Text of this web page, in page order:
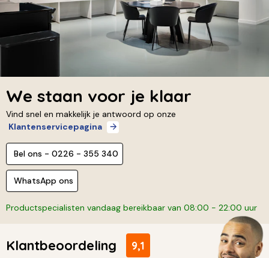
We staan voor je klaar
Vind snel en makkelijk je antwoord op onze
Klantenservicepagina
Bel ons - 0226 - 355 340
WhatsApp ons
Productspecialisten vandaag bereikbaar van 08:00 - 22:00 uur
Klantbeoordeling 9,1